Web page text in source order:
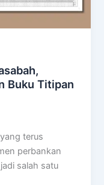
Buku Titipan
terus
perbankan
salah satu